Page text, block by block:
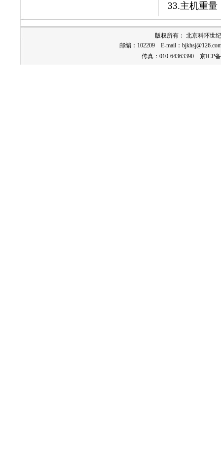
33.主机重量
版权所有： 北京科环世
邮编：102209 E-mail：
传真：010-64363390 京ICP